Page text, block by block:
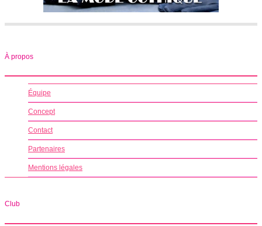
À propos
Équipe
Concept
Contact
Partenaires
Mentions légales
Club